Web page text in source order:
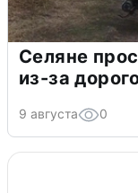
Селяне
из-за
9 августа 0